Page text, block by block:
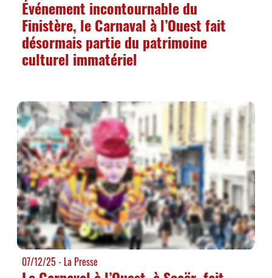
Événement incontournable du
Finistère, le Carnaval à l’Ouest fait
désormais partie du patrimoine
culturel immatériel
07/12/25 - La Presse